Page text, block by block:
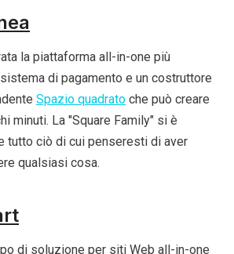
la piattaforma all-in-one più
di pagamento e un costruttore
Spazio quadrato che può creare
minuti. La "Square Family" si è
tutto ciò di cui penseresti di aver
qualsiasi cosa.
di soluzione per siti Web all-in-one